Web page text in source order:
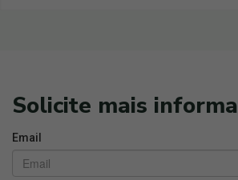
Solicite mais
Email